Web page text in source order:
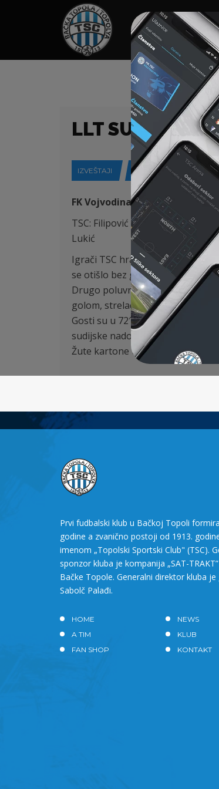
HOME
LLT SUPER
IZVEŠTAJI 19-08-2019
FK Vojvodina (Novi Sad) – FK
TSC: Filipović (45′ Jorgić),
Lukić
Igrači TSC hrabro su izašli
se otišlo bez golova.
Drugo poluvreme gosti su
golom, strelac ponovo Lukić.
Gosti su u 72′ prvi put
sudijske nadoknade stigli do
Žute kartone u ekipi TSC dobili su
Prvi fudbalski klub u Bačkoj Topoli
godine a zvanično postoji od 1913.
imenom „Topolski Sportski Club" (TSC).
sponzor kluba je kompanija „SAT-
Bačke Topole. Generalni direktor kluba je
Sabolč Palađi.
HOME
NEWS
A TIM
KLUB
FAN SHOP
KONTAKT